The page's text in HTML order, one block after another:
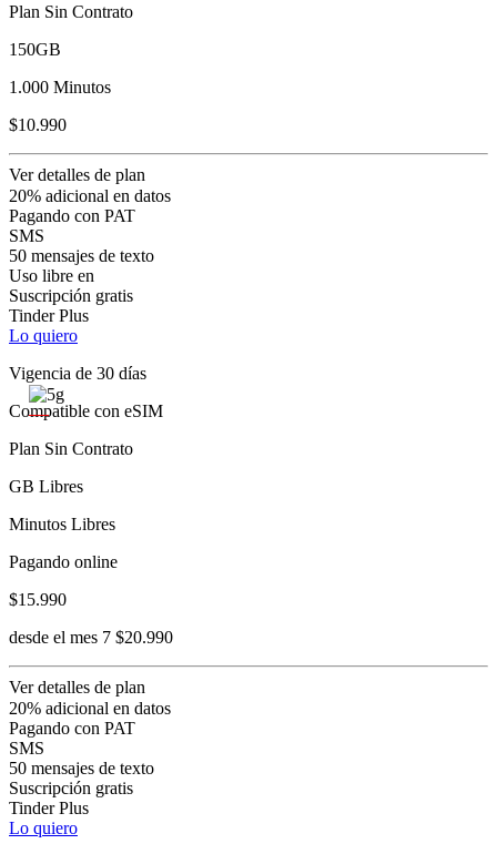
Plan Sin Contrato
150GB
1.000 Minutos
$10.990
Ver detalles de plan
20% adicional en datos
Pagando con PAT
SMS
50 mensajes de texto
Uso libre en
Suscripción gratis
Tinder Plus
Lo quiero
Vigencia de 30 días
Compatible con eSIM
Plan Sin Contrato
GB Libres
Minutos Libres
Pagando online
$15.990
desde el mes 7 $20.990
Ver detalles de plan
20% adicional en datos
Pagando con PAT
SMS
50 mensajes de texto
Suscripción gratis
Tinder Plus
Lo quiero